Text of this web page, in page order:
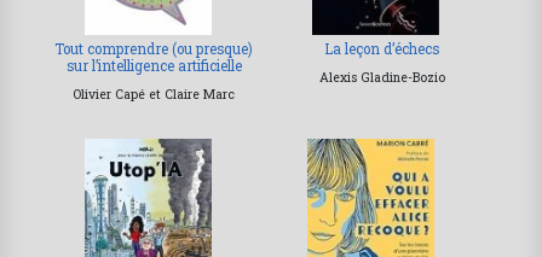
Tout comprendre (ou presque)
sur l’intelligence artificielle
Olivier Capé et Claire Marc
La leçon d’échecs
Alexis Gladine-Bozio